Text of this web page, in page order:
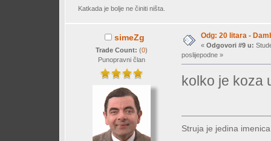
Katkada je bolje ne činiti ništa.
simeZg
Trade Count: (0)
Punopravni član
Odg: 20 litara -
« Odgovori #9 u:
poslijepodne »
kolko je koza
Struja je jedina